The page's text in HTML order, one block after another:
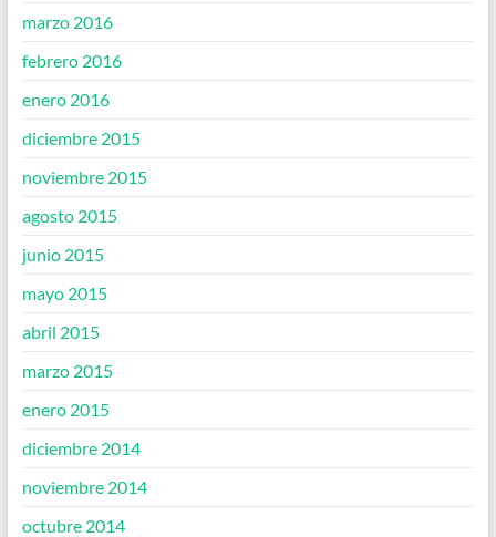
marzo 2016
febrero 2016
enero 2016
diciembre 2015
noviembre 2015
agosto 2015
junio 2015
mayo 2015
abril 2015
marzo 2015
enero 2015
diciembre 2014
noviembre 2014
octubre 2014